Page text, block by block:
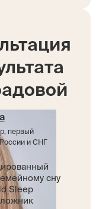
первый
России и СНГ
сну
Sleep